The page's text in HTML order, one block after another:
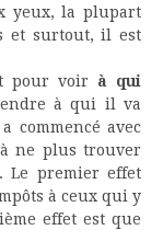
yeux, la plupart
et surtout, il est
pour voir à qui
à qui il va
a commencé avec
ne plus trouver
Le premier effet
à ceux qui y
effet est que